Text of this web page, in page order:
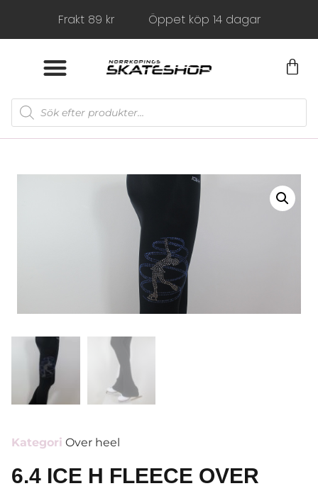
Frakt 89 kr Öppet köp 14 dagar
Kategori Over heel
6.4 ICE H FLEECE OVER